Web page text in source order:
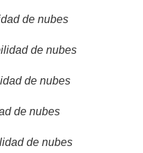
de nubes
de nubes
de nubes
de nubes
de nubes